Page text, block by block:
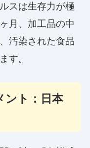
スは生存力が極
月、加工品の中
汚染された食品
す。
ント：日本